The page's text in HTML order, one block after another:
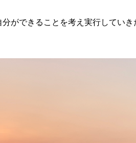
ができることを考え実行していき